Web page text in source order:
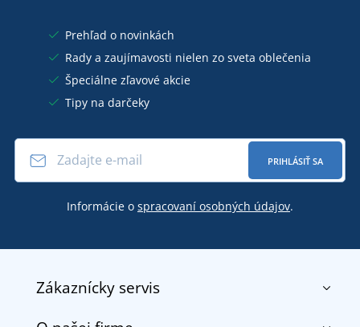
Prehľad o novinkách
Rady a zaujímavosti nielen zo sveta oblečenia
Špeciálne zľavové akcie
Tipy na darčeky
PRIHLÁSIŤ SA
Informácie o spracovaní osobných údajov.
Zákaznícky servis